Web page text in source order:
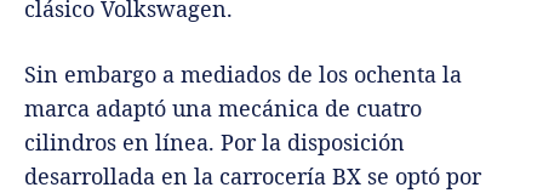
clásico Volkswagen.
Sin embargo a mediados de los ochenta la
marca adaptó una mecánica de cuatro
cilindros en línea. Por la disposición
desarrollada en la carrocería BX se optó por